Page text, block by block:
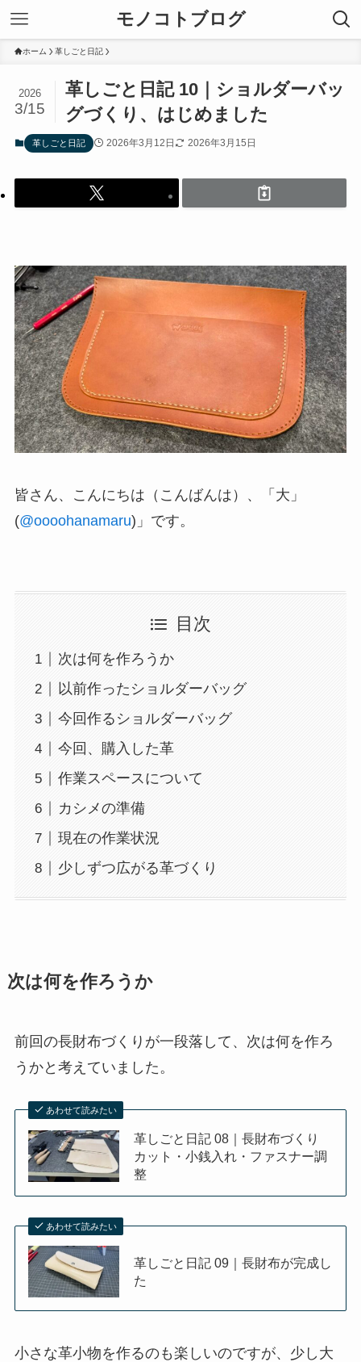
モノコトブログ
ホーム 革しごと日記
革しごと日記 10｜ショルダーバッ
グづくり、はじめました
2026
3/15
革しごと日記 2026年3月12日 2026年3月15日
皆さん、こんにちは（こんばんは）、「大」
(@oooohanamaru)」です。
目次
次は何を作ろうか
以前作ったショルダーバッグ
今回作るショルダーバッグ
今回、購入した革
作業スペースについて
カシメの準備
現在の作業状況
少しずつ広がる革づくり
次は何を作ろうか
前回の長財布づくりが一段落して、次は何を作ろ
うかと考えていました。
あわせて読みたい
革しごと日記 08｜長財布づくり
カット・小銭入れ・ファスナー調
整
あわせて読みたい
革しごと日記 09｜長財布が完成し
た
小さな革小物を作るのも楽しいのですが、少し大